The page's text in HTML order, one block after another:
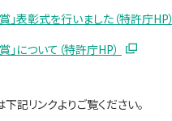
表彰式を行いました（特許庁HP）
について（特許庁HP）
記リンクよりご覧ください。